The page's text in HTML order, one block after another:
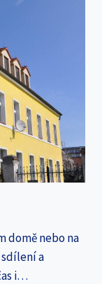
domě nebo na
a
i…